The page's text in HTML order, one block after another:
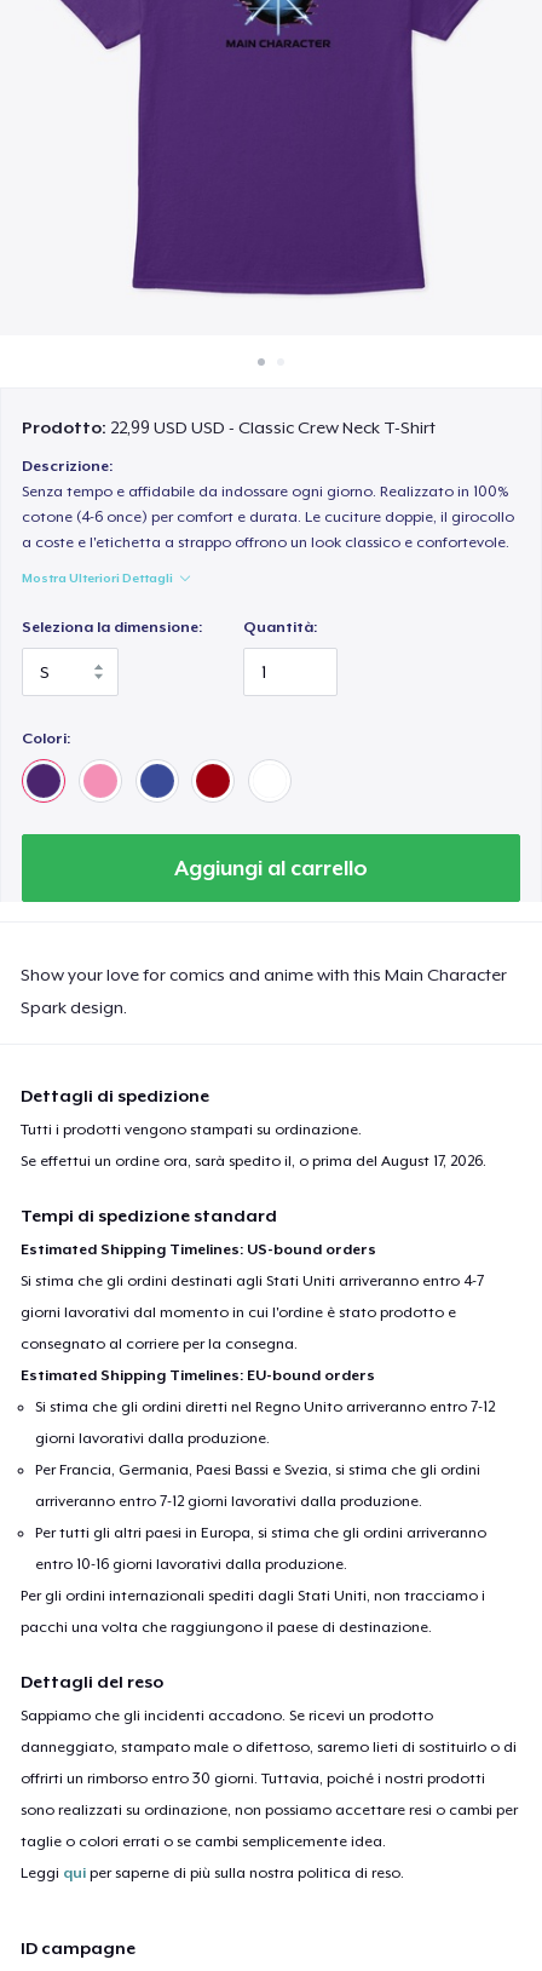
Prodotto: 22,99 USD USD - Classic Crew Neck T-Shirt
Descrizione:
Senza tempo e affidabile da indossare ogni giorno. Realizzato in 100%
cotone (4-6 once) per comfort e durata. Le cuciture doppie, il girocollo
a coste e l'etichetta a strappo offrono un look classico e confortevole.
Mostra Ulteriori Dettagli
Seleziona la dimensione: Quantità:
Colori:
Aggiungi al carrello
Show your love for comics and anime with this Main Character
Spark design.
Dettagli di spedizione
Tutti i prodotti vengono stampati su ordinazione.
Se effettui un ordine ora, sarà spedito il, o prima delAugust 17, 2026
Tempi di spedizione standard
Estimated Shipping Timelines: US-bound orders
Si stima che gli ordini destinati agli Stati Uniti arriveranno entro 4-7
giorni lavorativi dal momento in cui l'ordine è stato prodotto e
consegnato al corriere per la consegna.
Estimated Shipping Timelines: EU-bound orders
Si stima che gli ordini diretti nel Regno Unito arriveranno entro 7-12
giorni lavorativi dalla produzione.
Per Francia, Germania, Paesi Bassi e Svezia, si stima che gli ordini
arriveranno entro 7-12 giorni lavorativi dalla produzione.
Per tutti gli altri paesi in Europa, si stima che gli ordini arriveranno
entro 10-16 giorni lavorativi dalla produzione.
Per gli ordini internazionali spediti dagli Stati Uniti, non tracciamo i
pacchi una volta che raggiungono il paese di destinazione.
Dettagli del reso
Sappiamo che gli incidenti accadono. Se ricevi un prodotto
danneggiato, stampato male o difettoso, saremo lieti di sostituirlo o di
offrirti un rimborso entro 30 giorni. Tuttavia, poiché i nostri prodotti
sono realizzati su ordinazione, non possiamo accettare resi o cambi per
taglie o colori errati o se cambi semplicemente idea.
Leggi qui per saperne di più sulla nostra politica di reso.
ID campagne